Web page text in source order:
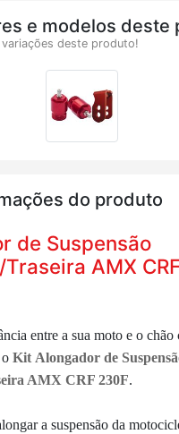
e modelos deste
deste produto!
do produto
de Suspensão
AMX
entre a sua moto e o
Kit Alongador de
AMX CRF 230F.
a suspensão da